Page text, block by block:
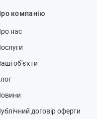
компанію
нас
об'єкти
договір оферти